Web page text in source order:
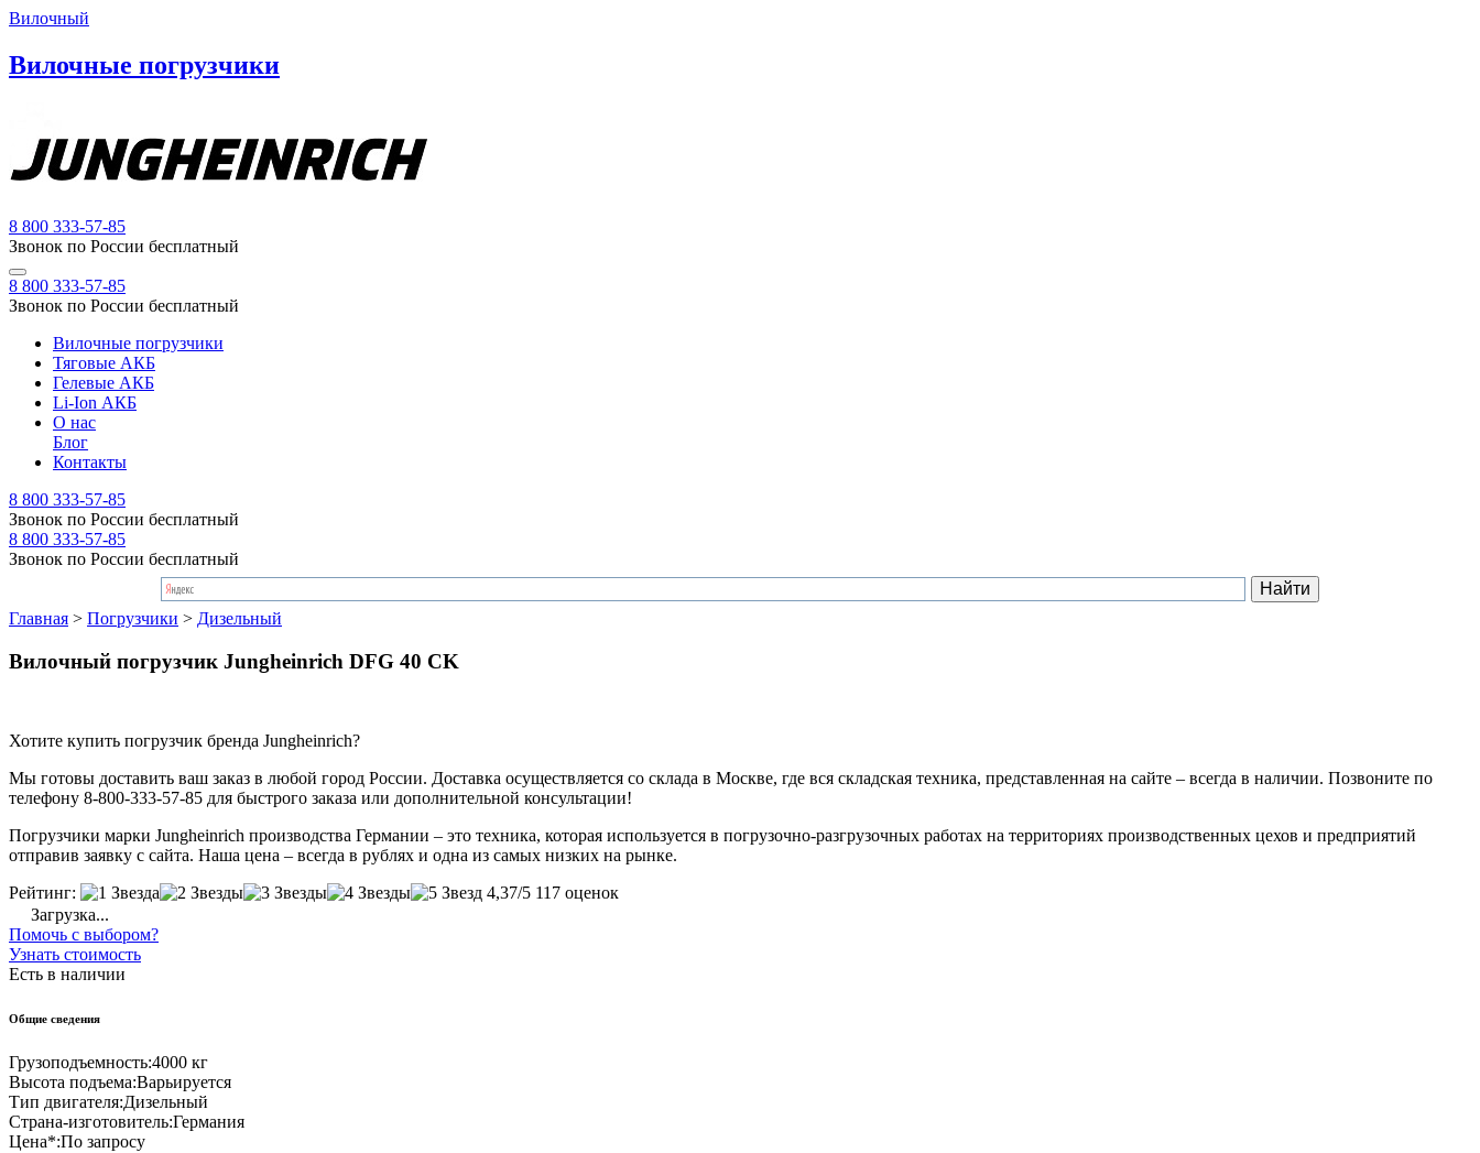
Вилочный
Вилочные погрузчики
8 800 333-57-85
Звонок по России бесплатный
8 800 333-57-85
Звонок по России бесплатный
Вилочные погрузчики
Тяговые АКБ
Гелевые АКБ
Li-Ion АКБ
О нас
Блог
Контакты
8 800 333-57-85
Звонок по России бесплатный
8 800 333-57-85
Звонок по России бесплатный
Главная > Погрузчики > Дизельный
Вилочный погрузчик Jungheinrich DFG 40 CK
Хотите купить погрузчик бренда Jungheinrich?
Мы готовы доставить ваш заказ в любой город России. Доставка осуществляется со склада в Москве, где вся складская техника, представленная на сайте – всегда в наличии. Позвоните по
телефону 8-800-333-57-85 для быстрого заказа или дополнительной консультации!
Погрузчики марки Jungheinrich производства Германии – это техника, которая используется в погрузочно-разгрузочных работах на территориях производственных цехов и предприятий
отправив заявку с сайта. Наша цена – всегда в рублях и одна из самых низких на рынке.
Рейтинг:
4,37/5 117 оценок
Загрузка...
Помочь с выбором?
Узнать стоимость
Есть в наличии
Общие сведения
Грузоподъемность:4000 кг
Высота подъема:Варьируется
Тип двигателя:Дизельный
Страна-изготовитель:Германия
Цена*:По запросу